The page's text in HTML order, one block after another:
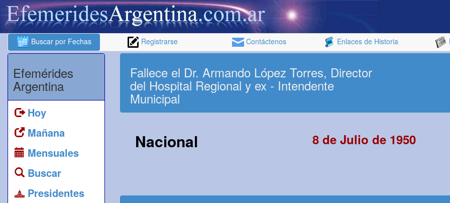
Buscar por Fechas Registrarse Contáctenos Enlaces de Historia
Efemérides
Argentina
Hoy
Mañana
Mensuales
Buscar
Presidentes
Fallece el Dr. Armando López Torres, Director
del Hospital Regional y ex - Intendente
Municipal
Nacional 8 de Julio de 1950